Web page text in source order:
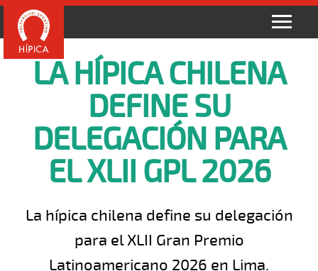
LA HÍPICA CHILENA
DEFINE SU
DELEGACIÓN PARA
EL XLII GPL 2026
La hípica chilena define su delegación
para el XLII Gran Premio
Latinoamericano 2026 en Lima.